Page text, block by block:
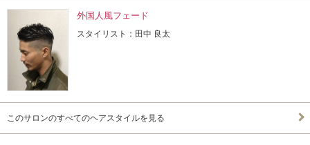
外国人風フェード
スタイリスト：田中 良太
このサロンのすべてのヘアスタイルを見る